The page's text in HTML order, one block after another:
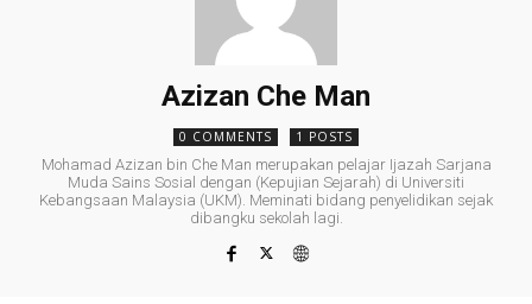
Azizan Che Man
0 COMMENTS 1 POSTS
Mohamad Azizan bin Che Man merupakan pelajar Ijazah Sarjana
Muda Sains Sosial dengan (Kepujian Sejarah) di Universiti
Kebangsaan Malaysia (UKM). Meminati bidang penyelidikan sejak
dibangku sekolah lagi.